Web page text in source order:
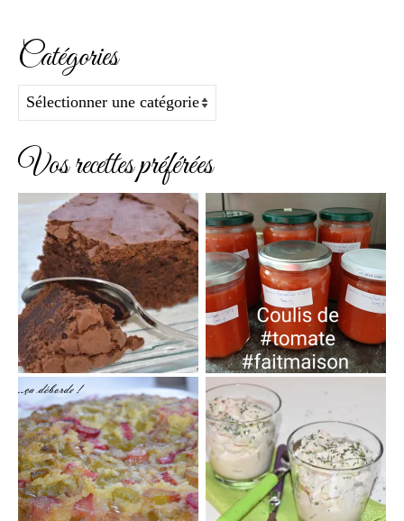
Catégories
Catégories
Vos recettes préférées